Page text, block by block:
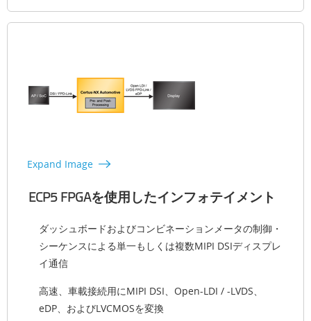
Expand Image
ECP5 FPGAを使用したインフォテイメント
ダッシュボードおよびコンビネーションメータの制御・
シーケンスによる単一もしくは複数MIPI DSIディスプレ
イ通信
高速、車載接続用にMIPI DSI、Open-LDI / -LVDS、
eDP、およびLVCMOSを変換